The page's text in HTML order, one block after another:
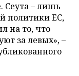
Сеута – лишь
политики ЕС,
на то, что
за левых», –